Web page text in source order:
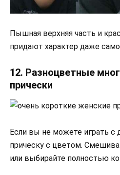
Пышная верхняя часть и
придают характер даже
12. Разноцветные
прически
Если вы не можете играть с
прическу с цветом.
или выбирайте полностью